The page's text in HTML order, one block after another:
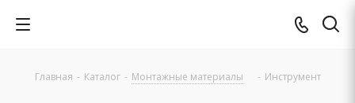
Главная - Каталог - Монтажные материалы - Инструмент